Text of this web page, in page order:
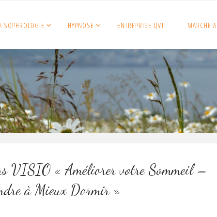
SOPHROLOGIE HYPNOSE ENTREPRISE QVT MARCHE
VISIO « Améliorer votre Sommeil –
à Mieux Dormir »